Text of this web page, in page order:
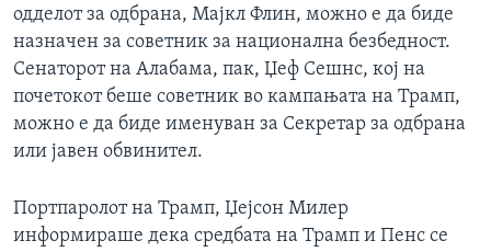
одделот за одбрана, Мајкл Флин, можно е да биде
назначен за советник за национална безбедност.
Сенаторот на Алабама, пак, Џеф Сешнс, кој на
почетокот беше советник во кампањата на Трамп,
можно е да биде именуван за Секретар за одбрана
или јавен обвинител.
Портпаролот на Трамп, Џејсон Милер
информираше дека средбата на Трамп и Пенс се